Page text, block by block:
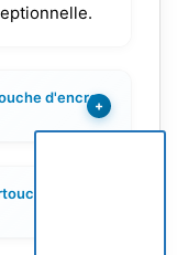
d'encre+
Epson